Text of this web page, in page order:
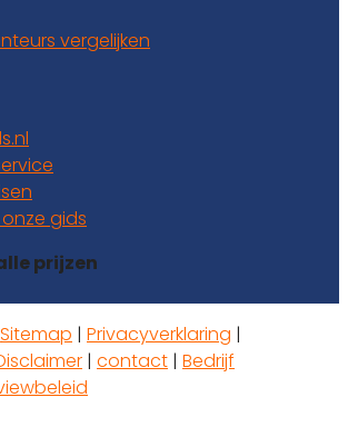
vergelijken
gids
prijzen
Sitemap | Privacyverklaring |
| contact | Bedrijf